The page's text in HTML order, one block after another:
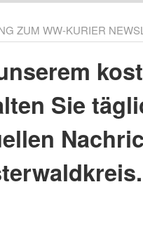
ZUM WW-KURIER
Sie